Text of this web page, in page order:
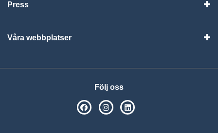
Press
Våra webbplatser
Följ oss
SPSM på Facebook
SPSM på Instagram